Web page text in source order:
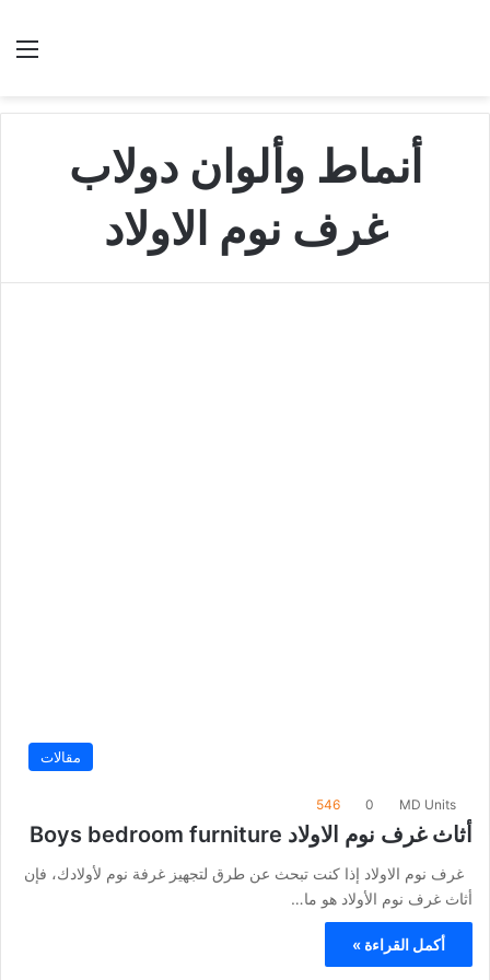
أنماط وألوان دولاب
غرف نوم الاولاد
مقالات
MD Units
0
546
أثاث غرف نوم الاولاد Boys bedroom furniture
غرف نوم الاولاد إذا كنت تبحث عن طرق لتجهيز غرفة نوم لأولادك، فإن
أثاث غرف نوم الأولاد هو ما…
أكمل القراءة »